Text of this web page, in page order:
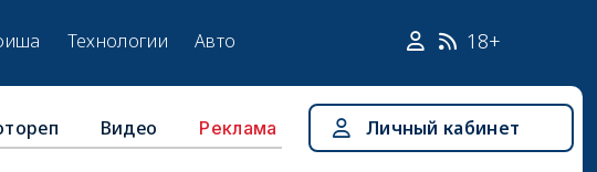
Технологии Авто 18+
Видео Реклама Личный кабинет